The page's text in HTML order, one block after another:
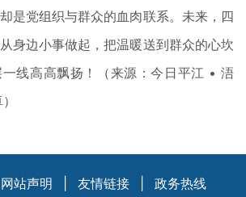
是党组织与群众的血肉联系。未来，四
身边小事做起，把温暖送到群众的心坎
一线高高飘扬！（来源：今日平江 • 浯
网站声明 友情链接 政务热线